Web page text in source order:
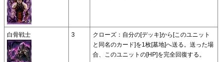
白骨戦士 3
クローズ：自分の[デッキ]から[このユニット
と同名のカード]を1枚[墓地]へ送る。送った場
合、このユニットの[HP]を完全回復する。